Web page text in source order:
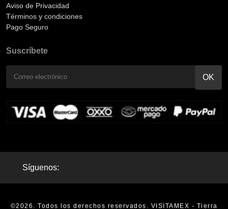
Aviso de Privacidad
Términos y condiciones
Pago Seguro
Suscríbete
Síguenos:
©2026. Todos los derechos reservados. VISITAMEX - Tierra